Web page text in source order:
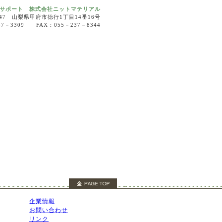
ポート 株式会社ニットマテリアル
山梨県甲府市徳行1丁目14番16号
－3309 FAX：055－237－8344
企業情報
お問い合わせ
リンク